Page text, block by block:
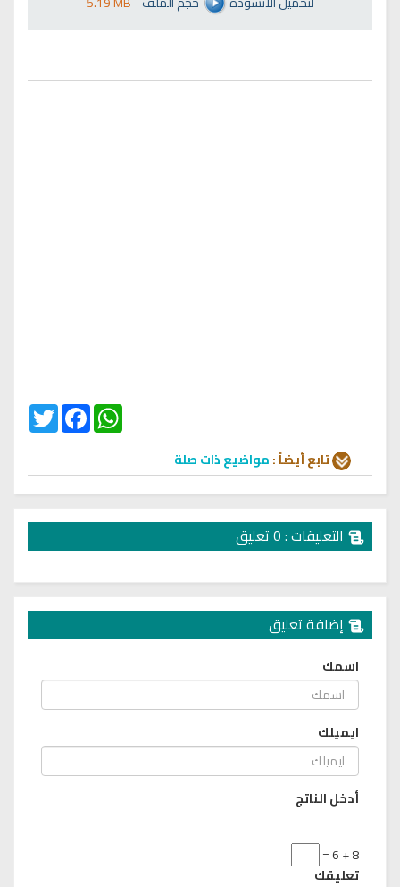
Twitter
FacebookWhatsApp
تابع أيضاً :مواضيع ذات صلة
التعليقات : 0 تعليق
إضافة تعليق
اسمك
ايميلك
أدخل الناتج
8 + 6 =
تعليقك